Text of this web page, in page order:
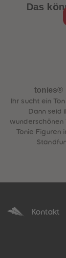
Das
tonies®
Ihr sucht ein
Dann seid
wunderschönen
Tonie Figuren
Kontakt